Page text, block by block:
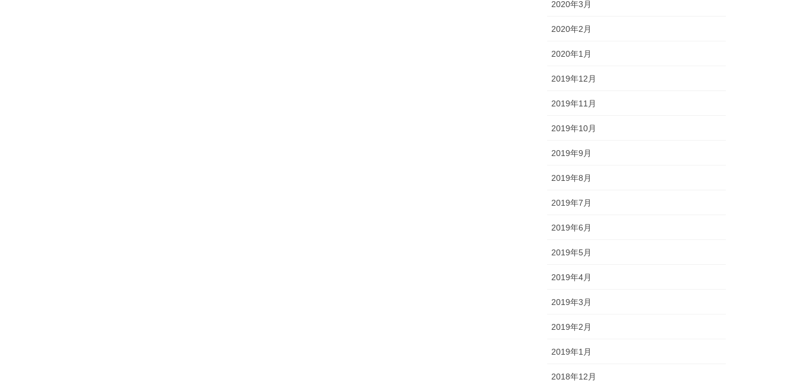
2020年3月
2020年2月
2020年1月
2019年12月
2019年11月
2019年10月
2019年9月
2019年8月
2019年7月
2019年6月
2019年5月
2019年4月
2019年3月
2019年2月
2019年1月
2018年12月